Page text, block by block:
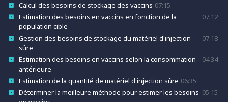
Calcul des besoins de stockage des vaccins 07:15
Estimation des besoins en vaccins en fonction de la
population cible
07:12
Gestion des besoins de stockage du matériel d'injection
sûre
07:18
Estimation des besoins en vaccins selon la consommation
antérieure
04:34
Estimation de la quantité de matériel d'injection sûre 06:35
Déterminer la meilleure méthode pour estimer les besoins 05:15